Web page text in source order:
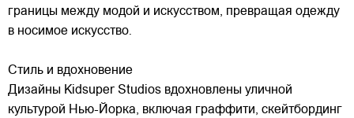
границы между модой и искусством, превращая одежду
в носимое искусство.
Стиль и вдохновение
Дизайны Kidsuper Studios вдохновлены уличной
культурой Нью-Йорка, включая граффити, скейтбординг